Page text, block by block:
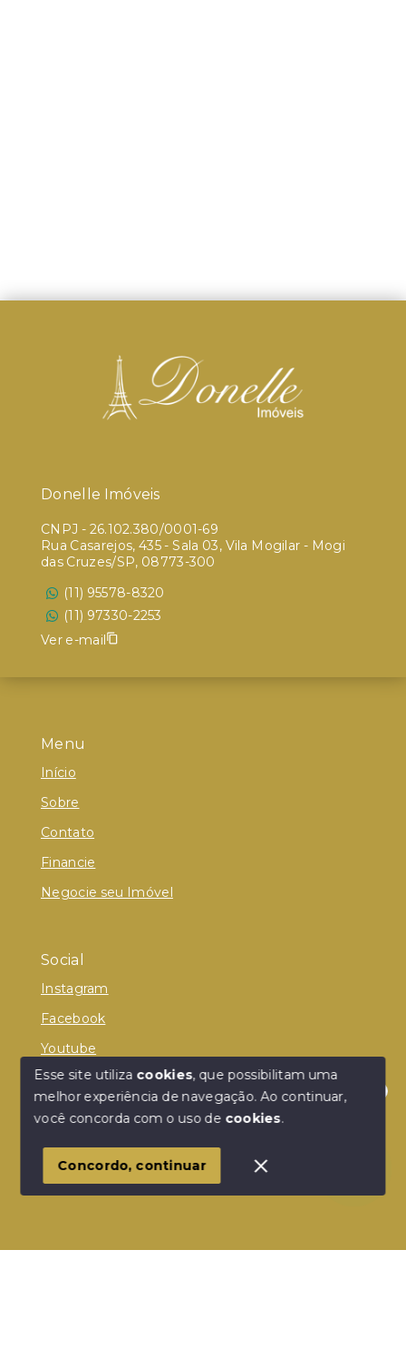
Olá! Estamos disponíveis para te ajudar.
Menu
Início
Sobre
Contato
Financie
Negocie seu Imóvel
Social
Instagram
Facebook
Youtube
© Copyright 2026 - Donelle Imóveis - Todos os
SITE PARA IMOBILIARIA
Donelle Imóveis
CNPJ - 26.102.380/0001-69
Rua Casarejos, 435 - Sala 03, Vila Mogilar - Mogi
das Cruzes/SP, 08773-300
(11) 95578-8320
(11) 97330-2253
Ver e-mail
Esse site utiliza cookies, que possibilitam uma
melhor experiência de navegação.Ao continuar,
você concorda com o uso de cookies.
Concordo, continuar